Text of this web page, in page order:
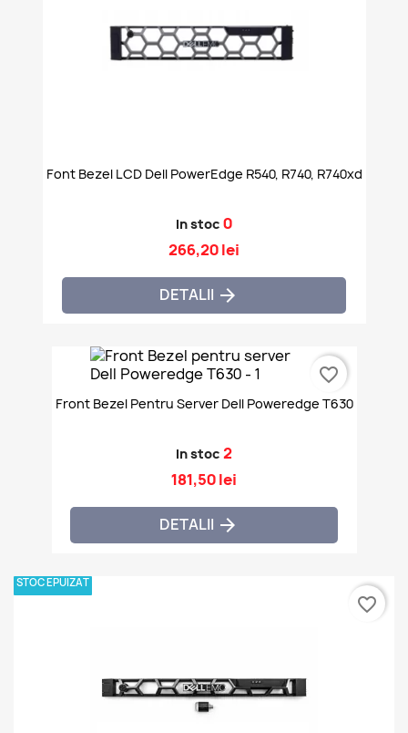
Font Bezel LCD Dell PowerEdge R540, R740, R740xd
In stoc 0
266,20 lei
DETALII 
Front Bezel Pentru Server Dell Poweredge T630
In stoc 2
181,50 lei
DETALII 
favorite_border
STOC EPUIZAT
favorite_border